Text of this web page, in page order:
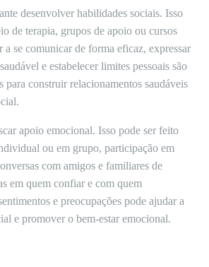
desenvolver habilidades sociais. Isso
de terapia, grupos de apoio ou cursos
a se comunicar de forma eficaz, expressar
e estabelecer limites pessoais são
para construir relacionamentos saudáveis
apoio emocional. Isso pode ser feito
ou em grupo, participação em
com amigos e familiares de
em quem confiar e com quem
e preocupações pode ajudar a
e promover o bem-estar emocional.